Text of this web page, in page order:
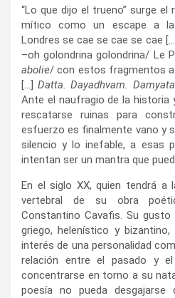
“Lo que dijo el trueno” surge
mítico como un escape a la
Londres se cae se cae se cae […]
–oh golondrina golondrina/ Le
abolie/ con estos fragmentos a
[…]Datta. Dayadhvam. Damyata
Ante el naufragio de la historia
rescatarse ruinas para
esfuerzo es finalmente vano y
silencio y lo inefable, a esas
intentan ser un mantra que
En el siglo XX, quien tendrá
vertebral de su obra
Constantino Cavafis. Su
griego, helenístico y
interés de una personalidad
relación entre el pasado y
concentrarse en torno a su
poesía no pueda